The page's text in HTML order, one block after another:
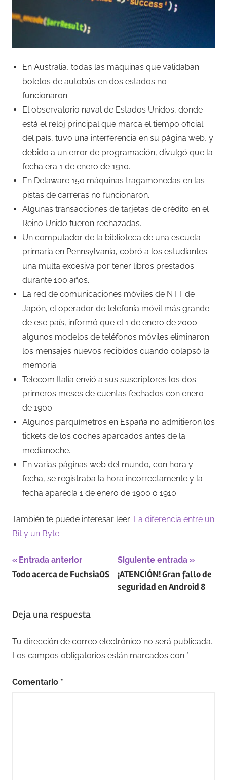
En Australia, todas las máquinas que validaban
boletos de autobús en dos estados no
funcionaron.
El observatorio naval de Estados Unidos, donde
está el reloj principal que marca el tiempo oficial
del país, tuvo una interferencia en su página web, y
debido a un error de programación, divulgó que la
fecha era 1 de enero de 1910.
En Delaware 150 máquinas tragamonedas en las
pistas de carreras no funcionaron.
Algunas transacciones de tarjetas de crédito en el
Reino Unido fueron rechazadas.
Un computador de la biblioteca de una escuela
primaria en Pennsylvania, cobró a los estudiantes
una multa excesiva por tener libros prestados
durante 100 años.
La red de comunicaciones móviles de NTT de
Japón, el operador de telefonía móvil más grande
de ese país, informó que el 1 de enero de 2000
algunos modelos de teléfonos móviles eliminaron
los mensajes nuevos recibidos cuando colapsó la
memoria.
Telecom Italia envió a sus suscriptores los dos
primeros meses de cuentas fechados con enero
de 1900.
Algunos parquímetros en España no admitieron los
tickets de los coches aparcados antes de la
medianoche.
En varias páginas web del mundo, con hora y
fecha, se registraba la hora incorrectamente y la
fecha aparecía 1 de enero de 1900 o 1910.
También te puede interesar leer: La diferencia entre un
Bit y un Byte.
Navegación
de
Entrada anterior
Todo acerca de FuchsiaOS
Siguiente entrada
¡ATENCIÓN! Gran fallo de
seguridad en Android 8
Deja una respuesta
Tu dirección de correo electrónico no será publicada.
Los campos obligatorios están marcados con *
Comentario *